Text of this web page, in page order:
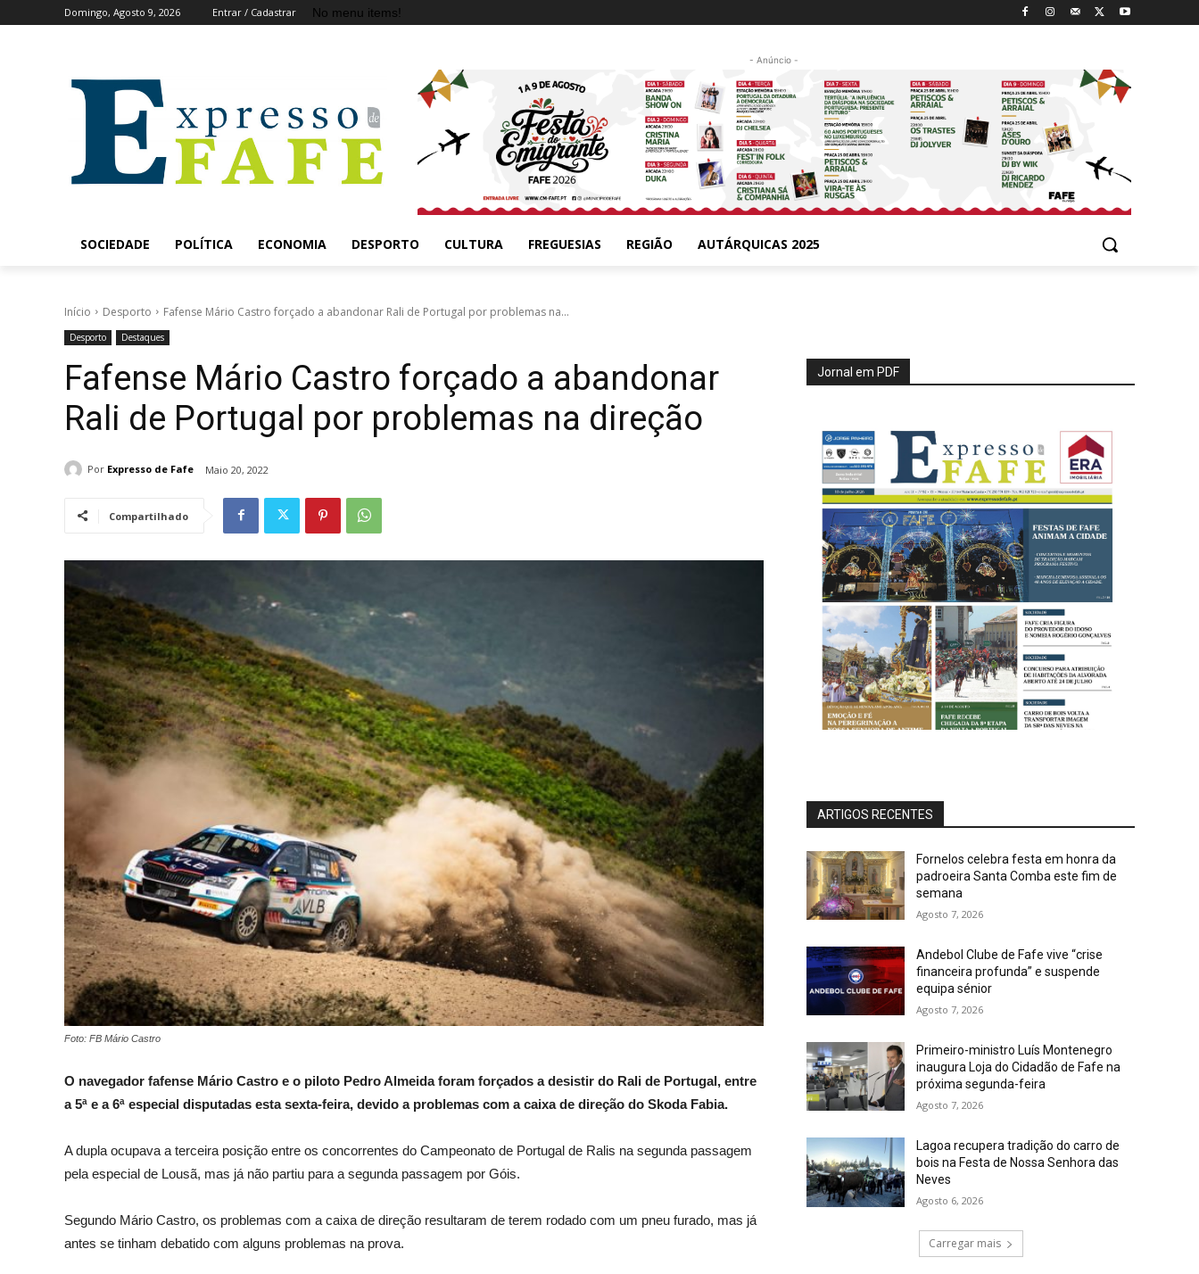
Domingo, Agosto 9, 2026 Entrar / Cadastrar No menu items!
- Anúncio -
SOCIEDADE POLÍTICA ECONOMIA DESPORTO CULTURA FREGUESIAS REGIÃO AUTÁRQUICAS 2025
Início Desporto Fafense Mário Castro forçado a abandonar Rali de Portugal por problemas na...
Desporto Destaques
Fafense Mário Castro forçado a abandonar
Rali de Portugal por problemas na direção
Por Expresso de Fafe Maio 20, 2022
Compartilhado
Foto: FB Mário Castro
O navegador fafense Mário Castro e o piloto Pedro Almeida foram forçados a desistir do Rali de Portugal, entre
a 5ª e a 6ª especial disputadas esta sexta-feira, devido a problemas com a caixa de direção do Skoda Fabia.
A dupla ocupava a terceira posição entre os concorrentes do Campeonato de Portugal de Ralis na segunda passagem
pela especial de Lousã, mas já não partiu para a segunda passagem por Góis.
Segundo Mário Castro, os problemas com a caixa de direção resultaram de terem rodado com um pneu furado, mas já
antes se tinham debatido com alguns problemas na prova.
Jornal em PDF
ARTIGOS RECENTES
Fornelos celebra festa em honra da
padroeira Santa Comba este fim de
semana
Agosto 7, 2026
Andebol Clube de Fafe vive “crise
financeira profunda” e suspende
equipa sénior
Agosto 7, 2026
Primeiro-ministro Luís Montenegro
inaugura Loja do Cidadão de Fafe na
próxima segunda-feira
Agosto 7, 2026
Lagoa recupera tradição do carro de
bois na Festa de Nossa Senhora das
Neves
Agosto 6, 2026
Carregar mais